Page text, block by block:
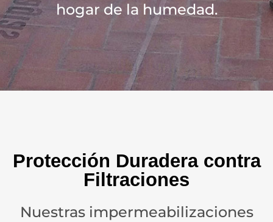
hogar de la humedad.
Protección Duradera contra
Filtraciones
Nuestras impermeabilizaciones